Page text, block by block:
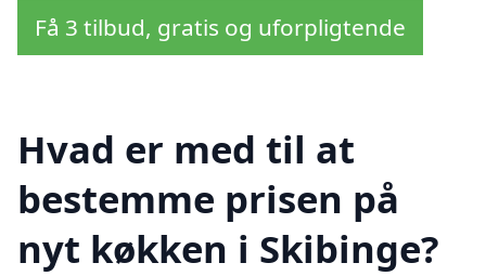
Få 3 tilbud, gratis og uforpligtende
Hvad er med til at
bestemme prisen på
nyt køkken i Skibinge?